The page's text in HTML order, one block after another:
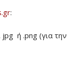
:
ή .png (για την